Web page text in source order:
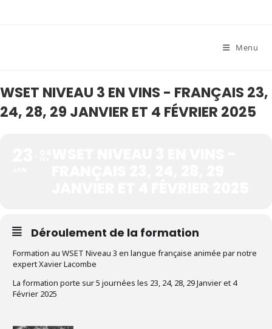
Menu
WSET NIVEAU 3 EN VINS - FRANÇAIS 23,
24, 28, 29 JANVIER ET 4 FÉVRIER 2025
Déroulement de la formation
Formation au WSET Niveau 3 en langue française animée par notre
expert Xavier Lacombe
La formation porte sur 5 journées les 23, 24, 28, 29 Janvier et 4
Février 2025